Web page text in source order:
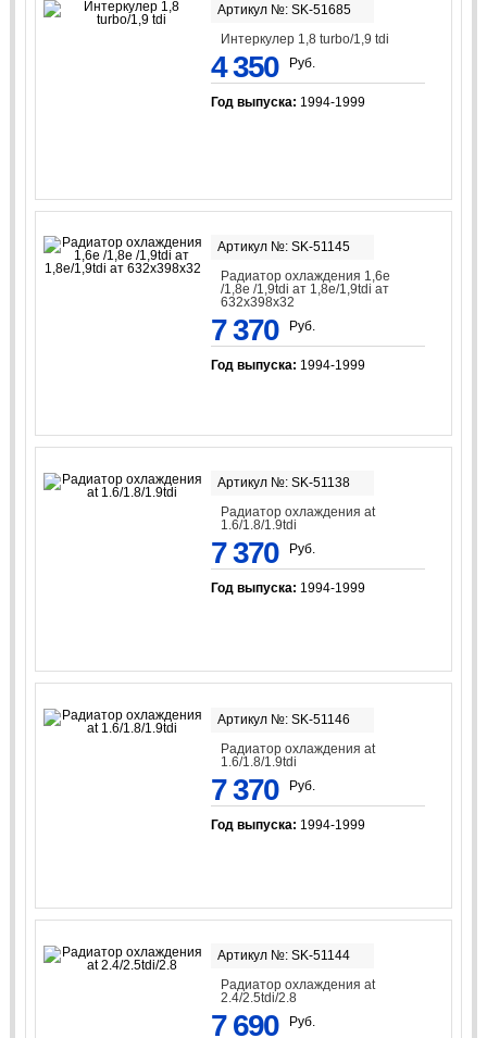
Артикул №: SK-51685
Интеркулер 1,8 turbo/1,9 tdi
4 350 Руб.
Год выпуска: 1994-1999
Артикул №: SK-51145
Радиатор охлаждения 1,6e
/1,8e /1,9tdi ат 1,8e/1,9tdi ат
632x398x32
7 370 Руб.
Год выпуска: 1994-1999
Артикул №: SK-51138
Радиатор охлаждения at
1.6/1.8/1.9tdi
7 370 Руб.
Год выпуска: 1994-1999
Артикул №: SK-51146
Радиатор охлаждения at
1.6/1.8/1.9tdi
7 370 Руб.
Год выпуска: 1994-1999
Артикул №: SK-51144
Радиатор охлаждения at
2.4/2.5tdi/2.8
7 690 Руб.